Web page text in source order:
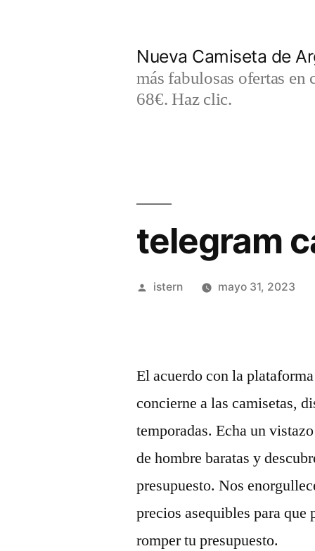
Nueva Camiseta de
más fabulosas ofertas en
68€. Haz clic.
telegram
Publicado
istern mayo 31, 2023
El acuerdo con la
concierne a las camisetas,
temporadas. Echa un
de hombre baratas y
presupuesto. Nos
precios asequibles para
romper tu presupuesto.